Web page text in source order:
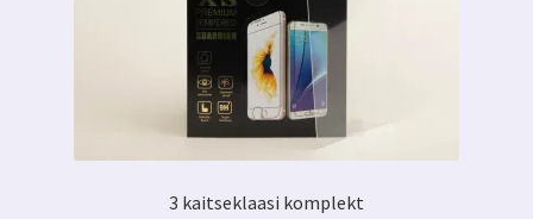
3 kaitseklaasi komplekt